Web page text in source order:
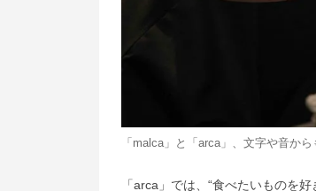
「malca」と「arca」、文字や音か
「arca」では、“食べたいものを